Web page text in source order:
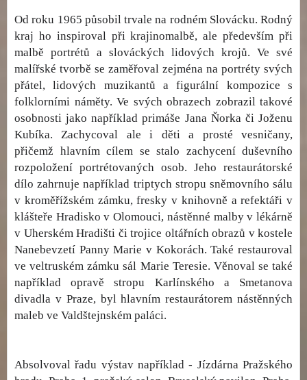
Od roku 1965 působil trvale na rodném Slovácku. Rodný
kraj ho inspiroval při krajinomalbě, ale především při
malbě portrétů a slováckých lidových krojů. Ve své
malířské tvorbě se zaměřoval zejména na portréty svých
přátel, lidových muzikantů a figurální kompozice s
folklorními náměty. Ve svých obrazech zobrazil takové
osobnosti jako například primáše Jana Ňorka či Joženu
Kubíka. Zachycoval ale i děti a prosté vesničany,
přičemž hlavním cílem se stalo zachycení duševního
rozpoložení portrétovaných osob. Jeho restaurátorské
dílo zahrnuje například triptych stropu sněmovního sálu
v kroměřížském zámku, fresky v knihovně a refektáři v
klášteře Hradisko v Olomouci, nástěnné malby v lékárně
v Uherském Hradišti či trojice oltářních obrazů v kostele
Nanebevzetí Panny Marie v Kokorách. Také restauroval
ve veltruském zámku sál Marie Teresie. Věnoval se také
například opravě stropu Karlínského a Smetanova
divadla v Praze, byl hlavním restaurátorem nástěnných
maleb ve Valdštejnském paláci.
Absolvoval řadu výstav například - Jízdárna Pražského